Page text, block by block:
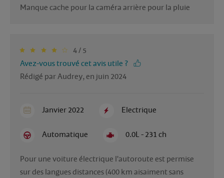
Manque cache pour la caméra arrière pour la pluie
4 / 5
Avez-vous trouvé cet avis utile ?
Rédigé par Audrey, en juin 2024
Janvier 2022 Electrique
Automatique 0.0L - 231 ch
Pour une voiture électrique l'autoroute est permise
sur des langues distances (400 km aisaiment sans